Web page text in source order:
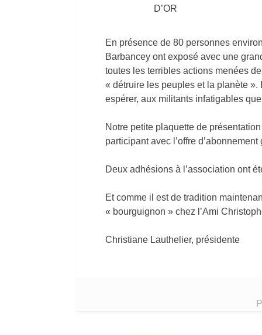
D’OR
En présence de 80 personnes
Barbancey ont exposé avec une
toutes les terribles actions menées
« détruire les peuples et la planète ».
espérer, aux militants infatigables
Notre petite plaquette de
participant avec l’offre d’abonnement
Deux adhésions à l’association ont
Et comme il est de tradition
« bourguignon » chez l’Ami
Christiane Lauthelier, présidente